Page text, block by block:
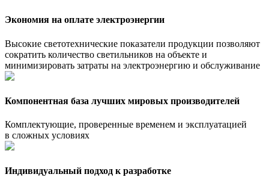
Экономия на оплате электроэнергии
Высокие светотехнические показатели продукции позволяют
сократить количество светильников на объекте и
минимизировать затраты на электроэнергию и обслуживание
Компонентная база лучших мировых производителей
Комплектующие, проверенные временем и эксплуатацией
в сложных условиях
Индивидуальный подход к разработке